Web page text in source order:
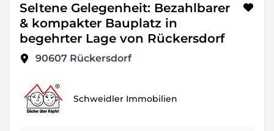
Seltene Gelegenheit: Bezahlbarer
& kompakter Bauplatz in
begehrter Lage von Rückersdorf
90607 Rückersdorf
Schweidler Immobilien